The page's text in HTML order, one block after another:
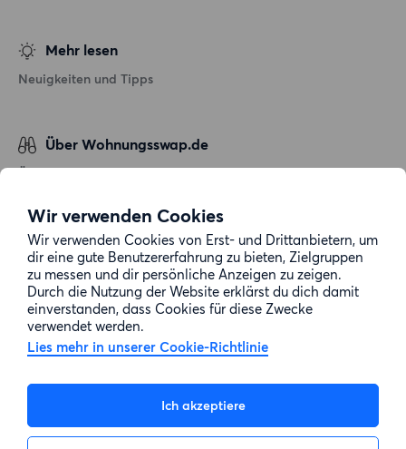
Wir verwenden Cookies
Wir verwenden Cookies von Erst- und Drittanbietern, um
dir eine gute Benutzererfahrung zu bieten, Zielgruppen
zu messen und dir persönliche Anzeigen zu zeigen.
Durch die Nutzung der Website erklärst du dich damit
einverstanden, dass Cookies für diese Zwecke
verwendet werden.
Lies mehr in unserer Cookie-Richtlinie
Ich akzeptiere
Mehr lesen
Neuigkeiten und Tipps
Über Wohnungsswap.de
Über uns
Datenschutz
Cookie-Richtlinie
Sitemap